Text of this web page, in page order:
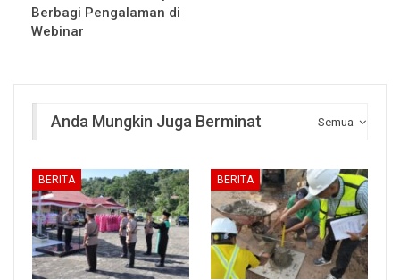
Berbagi Pengalaman di
Webinar
Semua
Anda Mungkin Juga Berminat
BERITA BERITA